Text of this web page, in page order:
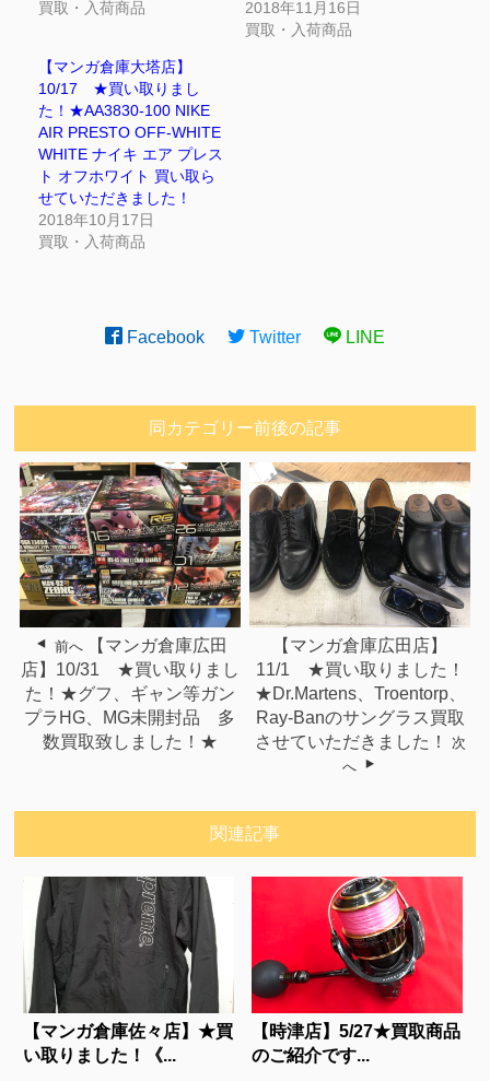
買取・入荷商品
2018年11月16日
買取・入荷商品
【マンガ倉庫大塔店】
10/17 ★買い取りまし
た！★AA3830-100 NIKE
AIR PRESTO OFF-WHITE
WHITE ナイキ エア プレス
ト オフホワイト 買い取ら
せていただきました！
2018年10月17日
買取・入荷商品
Facebook Twitter LINE
同カテゴリー前後の記事
前へ
【マンガ倉庫広田
店】10/31 ★買い取りまし
た！★グフ、ギャン等ガン
プラHG、MG未開封品 多
数買取致しました！★
【マンガ倉庫広田店】
11/1 ★買い取りました！
★Dr.Martens、Troentorp、
Ray-Banのサングラス買取
させていただきました！
次
へ
関連記事
【マンガ倉庫佐々店】★買
い取りました！《...
【時津店】5/27★買取商品
のご紹介です...